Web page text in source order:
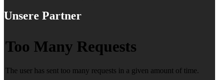
Unsere Partner